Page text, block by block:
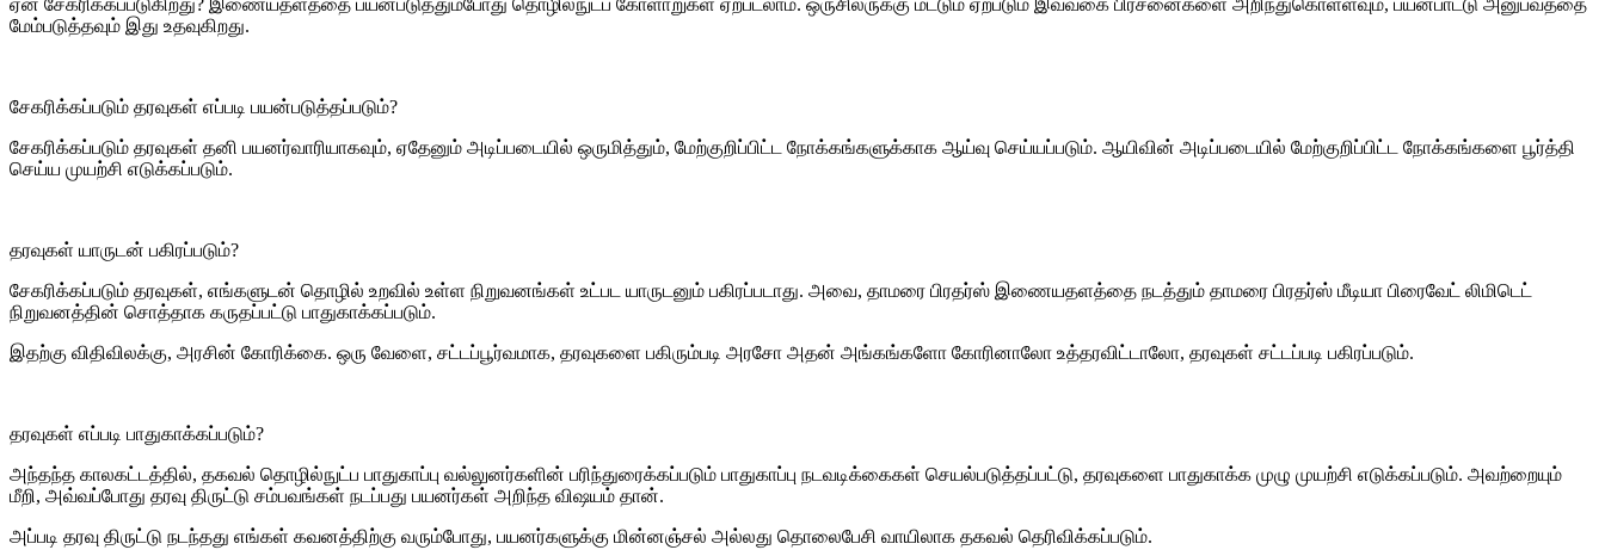
மேம்படுத்தவும் இது உதவுகிறது.
சேகரிக்கப்படும் தரவுகள் எப்படி பயன்படுத்தப்படும்?
சேகரிக்கப்படும் தரவுகள் தனி பயனர்வாரியாகவும், ஏதேனும் அடிப்படையில் ஒருமித்தும், மேற்குறிப்பிட்ட நோக்கங்களுக்காக ஆய்வு செய்யப்படும். ஆயிவின் அடிப்படையில் மேற்குறிப்பிட்ட நோக்கங்களை பூர்த்தி
செய்ய முயற்சி எடுக்கப்படும்.
தரவுகள் யாருடன் பகிரப்படும்?
சேகரிக்கப்படும் தரவுகள், எங்களுடன் தொழில் உறவில் உள்ள நிறுவனங்கள் உட்பட யாருடனும் பகிரப்படாது. அவை, தாமரை பிரதர்ஸ் இணையதளத்தை நடத்தும் தாமரை பிரதர்ஸ் மீடியா பிரைவேட் லிமிடெட்
நிறுவனத்தின் சொத்தாக கருதப்பட்டு பாதுகாக்கப்படும்.
இதற்கு விதிவிலக்கு, அரசின் கோரிக்கை. ஒரு வேளை, சட்டப்பூர்வமாக, தரவுகளை பகிரும்படி அரசோ அதன் அங்கங்களோ கோரினாலோ உத்தரவிட்டாலோ, தரவுகள் சட்டப்படி பகிரப்படும்.
தரவுகள் எப்படி பாதுகாக்கப்படும்?
அந்தந்த காலகட்டத்தில், தகவல் தொழில்நுட்ப பாதுகாப்பு வல்லுனர்களின் பரிந்துரைக்கப்படும் பாதுகாப்பு நடவடிக்கைகள் செயல்படுத்தப்பட்டு, தரவுகளை பாதுகாக்க முழு முயற்சி எடுக்கப்படும். அவற்றையும்
மீறி, அவ்வப்போது தரவு திருட்டு சம்பவங்கள் நடப்பது பயனர்கள் அறிந்த விஷயம் தான்.
அப்படி தரவு திருட்டு நடந்தது எங்கள் கவனத்திற்கு வரும்போது, பயனர்களுக்கு மின்னஞ்சல் அல்லது தொலைபேசி வாயிலாக தகவல் தெரிவிக்கப்படும்.